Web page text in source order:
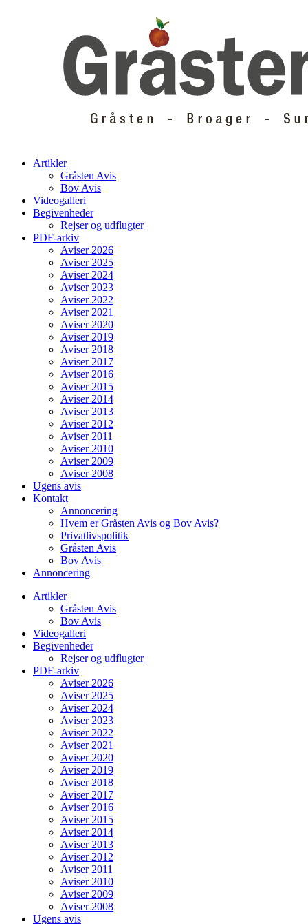
Artikler
Gråsten Avis
Bov Avis
Videogalleri
Begivenheder
Rejser og udflugter
PDF-arkiv
Aviser 2026
Aviser 2025
Aviser 2024
Aviser 2023
Aviser 2022
Aviser 2021
Aviser 2020
Aviser 2019
Aviser 2018
Aviser 2017
Aviser 2016
Aviser 2015
Aviser 2014
Aviser 2013
Aviser 2012
Aviser 2011
Aviser 2010
Aviser 2009
Aviser 2008
Ugens avis
Kontakt
Annoncering
Hvem er Gråsten Avis og Bov Avis?
Privatlivspolitik
Gråsten Avis
Bov Avis
Annoncering
Artikler
Gråsten Avis
Bov Avis
Videogalleri
Begivenheder
Rejser og udflugter
PDF-arkiv
Aviser 2026
Aviser 2025
Aviser 2024
Aviser 2023
Aviser 2022
Aviser 2021
Aviser 2020
Aviser 2019
Aviser 2018
Aviser 2017
Aviser 2016
Aviser 2015
Aviser 2014
Aviser 2013
Aviser 2012
Aviser 2011
Aviser 2010
Aviser 2009
Aviser 2008
Ugens avis